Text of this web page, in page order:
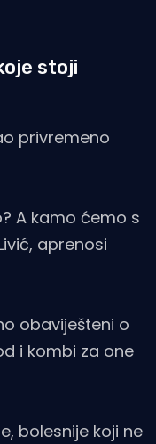
stoji
privremeno
A kamo ćemo s
aprenosi
obaviješteni o
i kombi za one
bolesnije koji ne